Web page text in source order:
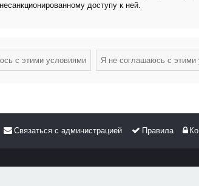
доступу к ней.
Правила
Связаться с администрацией